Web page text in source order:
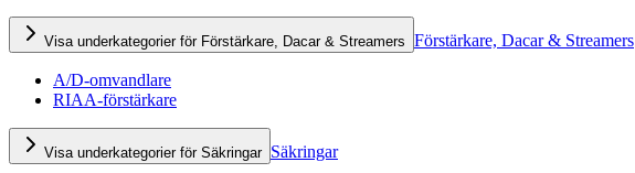
Visa underkategorier för Förstärkare, Dacar & Streamers Förstärkare, Dacar & Streamers
A/D-omvandlare
RIAA-förstärkare
Visa underkategorier för Säkringar Säkringar